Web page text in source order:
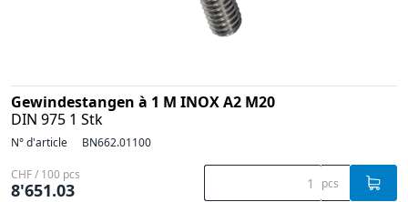
Gewindestangen à 1 M INOX A2 M20
DIN 975 1 Stk
N° d'article BN662.01100
CHF / 100 pcs
8'651.03 pcs